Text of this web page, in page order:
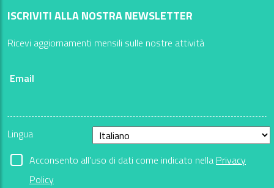
ISCRIVITI ALLA NOSTRA NEWSLETTER
Ricevi aggiornamenti mensili sulle nostre attività
Email
Lingua
Acconsento all'uso di dati come indicato nella Privacy
Policy